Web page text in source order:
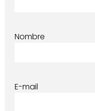
Nombre
E-mail